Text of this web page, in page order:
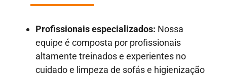
Profissionais especializados: Nossa
equipe é composta por profissionais
altamente treinados e experientes no
cuidado e limpeza de sofás e higienização